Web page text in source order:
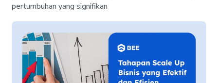
pertumbuhan yang signifikan